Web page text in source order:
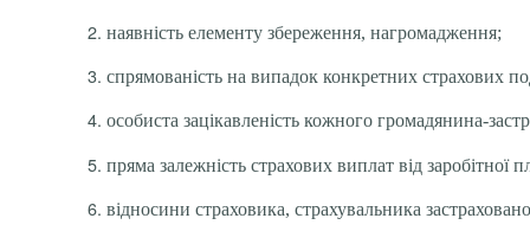
наявність елементу збереження, нагромадження;
спрямованість на випадок конкретних страхових
особиста зацікавленість кожного громадянина-
пряма залежність страхових виплат від заробітної
відносини страховика, страхувальника